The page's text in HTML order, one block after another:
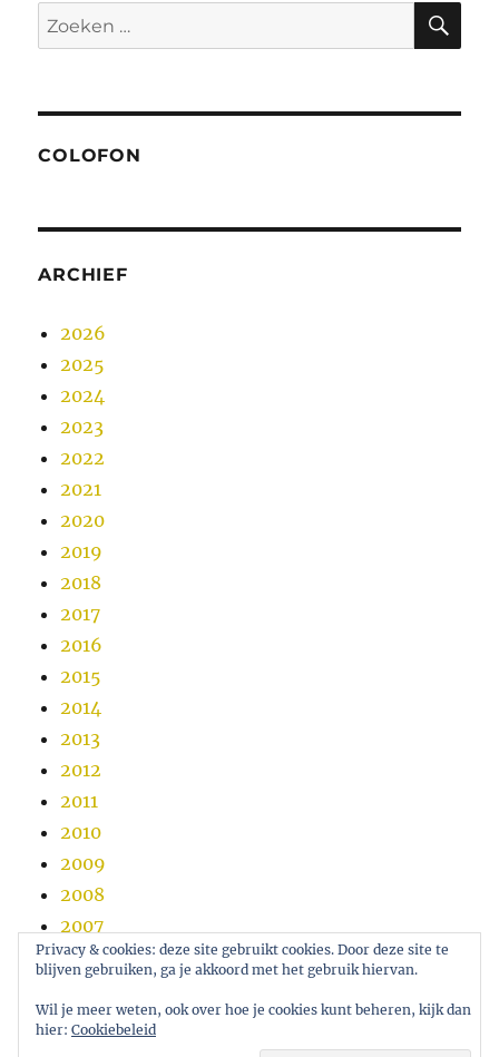
Zoeken
naar:
COLOFON
ARCHIEF
2026
2025
2024
2023
2022
2021
2020
2019
2018
2017
2016
2015
2014
2013
2012
2011
2010
2009
2008
2007
2006
Privacy & cookies: deze site gebruikt cookies. Door deze site te
blijven gebruiken, ga je akkoord met het gebruik hiervan.
Wil je meer weten, ook over hoe je cookies kunt beheren, kijk dan
hier: Cookiebeleid